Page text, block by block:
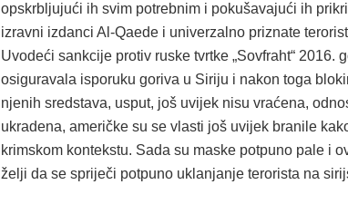
opskrbljujući ih svim potrebnim i pokušavajući ih
izravni izdanci Al-Qaede i univerzalno priznate
Uvodeći sankcije protiv ruske tvrtke „Sovfraht“ 2016.
osiguravala isporuku goriva u Siriju i nakon toga
njenih sredstava, usput, još uvijek nisu vraćena,
ukradena, američke su se vlasti još uvijek branile
krimskom kontekstu. Sada su maske potpuno pale i
želji da se spriječi potpuno uklanjanje terorista na